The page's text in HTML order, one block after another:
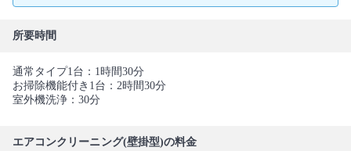
所要時間
通常タイプ1台：1時間30分
お掃除機能付き1台：2時間30分
室外機洗浄：30分
エアコンクリーニング(壁掛型)の料金